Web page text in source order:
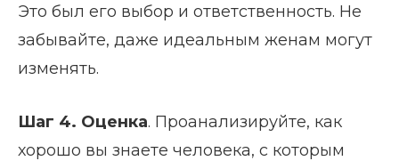
Это был его выбор и ответственность. Не
забывайте, даже идеальным женам могут
изменять.
Шаг 4. Оценка. Проанализируйте, как
хорошо вы знаете человека, с которым